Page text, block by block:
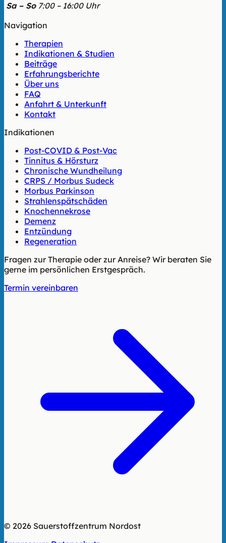
Sa – So 7:00 – 16:00 Uhr
Navigation
Therapien
Indikationen & Studien
Beiträge
Erfahrungsberichte
Über uns
FAQ
Anfahrt & Unterkunft
Kontakt
Indikationen
Post-COVID & Post-Vac
Tinnitus & Hörsturz
Chronische Wundheilung
CRPS / Morbus Sudeck
Morbus Parkinson
Strahlenspätschäden
Knochennekrose
Demenz
Entzündung
Regeneration
Fragen zur Therapie oder zur Anreise? Wir beraten Sie
gerne im persönlichen Erstgespräch.
Termin vereinbaren
© 2026 Sauerstoffzentrum Nordost